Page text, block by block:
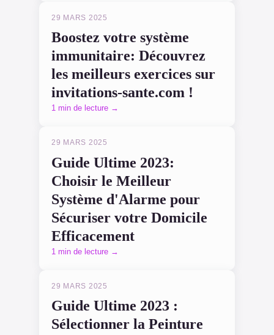
29 MARS 2025
Boostez votre système
immunitaire: Découvrez
les meilleurs exercices sur
invitations-sante.com !
1 min de lecture →
29 MARS 2025
Guide Ultime 2023:
Choisir le Meilleur
Système d'Alarme pour
Sécuriser votre Domicile
Efficacement
1 min de lecture →
29 MARS 2025
Guide Ultime 2023 :
Sélectionner la Peinture